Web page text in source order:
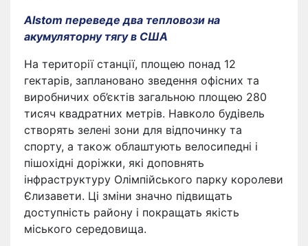
Alstom переведе два тепловози на
акумуляторну тягу в США
На території станції, площею понад 12
гектарів, заплановано зведення офісних та
виробничих об’єктів загальною площею 280
тисяч квадратних метрів. Навколо будівель
створять зелені зони для відпочинку та
спорту, а також облаштують велосипедні і
пішохідні доріжки, які доповнять
інфраструктуру Олімпійського парку королеви
Єлизавети. Ці зміни значно підвищать
доступність району і покращать якість
міського середовища.